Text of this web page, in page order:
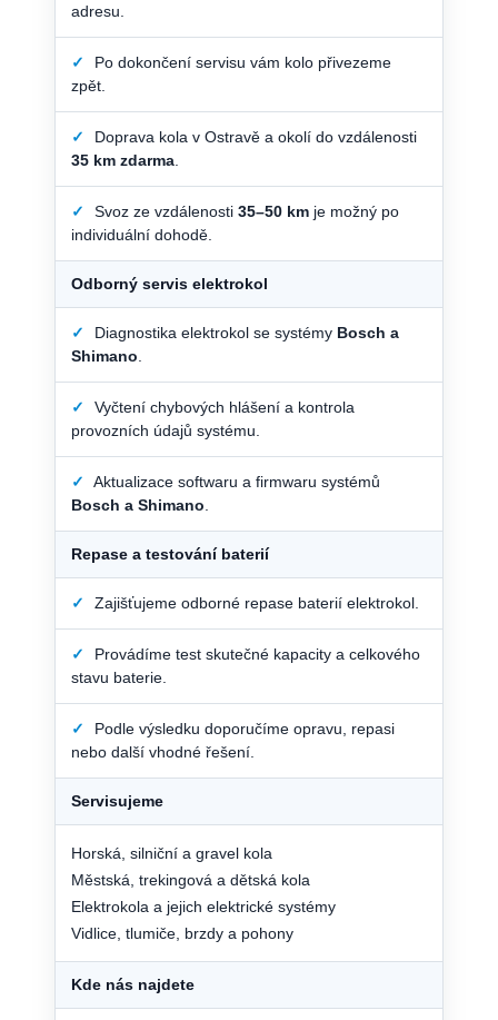
adresu.
✓
Po dokončení servisu vám kolo přivezeme
zpět.
✓
Doprava kola v Ostravě a okolí do vzdálenosti
35 km zdarma
✓ Svoz ze vzdálenosti 35–50 km je možný po
individuální dohodě.
Odborný servis elektrokol
✓ Diagnostika elektrokol se systémy Bosch a
Shimano
✓
Vyčtení chybových hlášení a kontrola
provozních údajů systému.
✓
Aktualizace softwaru a firmwaru systémů
Bosch a Shimano
Repase a testování baterií
✓ Zajišťujeme odborné repase baterií elektrokol.
✓
Provádíme test skutečné kapacity a celkového
stavu baterie.
✓
Podle výsledku doporučíme opravu, repasi
nebo další vhodné řešení.
Servisujeme
Horská, silniční a gravel kola
Městská, trekingová a dětská kola
Elektrokola a jejich elektrické systémy
Vidlice, tlumiče, brzdy a pohony
Kde nás najdete